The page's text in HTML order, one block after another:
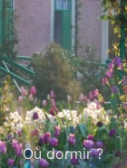
Où dormir ?